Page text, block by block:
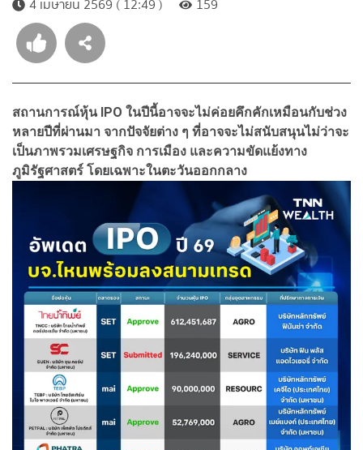
4 เมษายน 2569 ( 12:49 )
159
สถานการณ์หุ้น IPO ในปีนี้อาจจะไม่ค่อยคึกคักเหมือนกับช่วง
หลายปีที่ผ่านมา จากปัจจัยต่าง ๆ ที่อาจจะไม่สนับสนุนไม่ว่าจะ
เป็นภาพรวมเศรษฐกิจ การเมือง และความขัดแย้งทาง
ภูมิรัฐศาสตร์ โดยเฉพาะในตะวันออกกลาง